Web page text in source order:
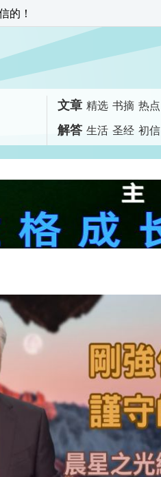
的！
文章 精选 书摘 热点
解答 生活 圣经 初信